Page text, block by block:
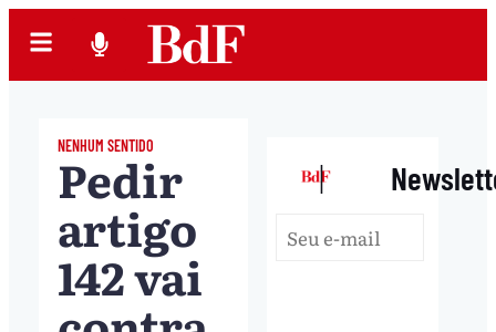
NENHUM SENTIDO
Pedir
artigo
142 vai
|